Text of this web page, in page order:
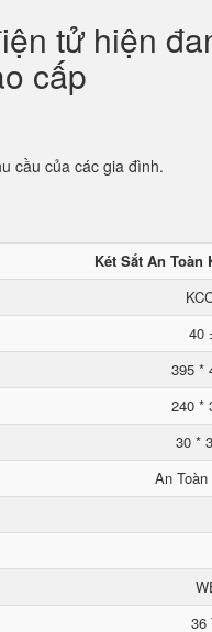
tử hiện
cấp
cầu của các gia đình.
Két Sắt An Toàn
40
395 *
240 *
30 *
An
36